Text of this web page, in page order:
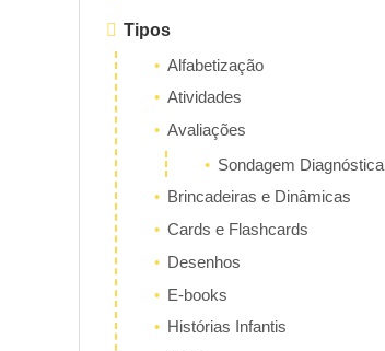
Tipos
Alfabetização
Atividades
Avaliações
Sondagem Diagnóstica
Brincadeiras e Dinâmicas
Cards e Flashcards
Desenhos
E-books
Histórias Infantis